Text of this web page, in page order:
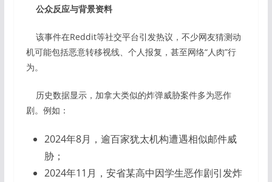
公众反应与背景资料
该事件在Reddit等社交平台引发热议，不少网友猜测动
机可能包括恶意转移视线、个人报复，甚至网络“人肉”行
为。
历史数据显示，加拿大类似的炸弹威胁案件多为恶作
剧。例如：
2024年8月，逾百家犹太机构遭遇相似邮件威
胁；
2024年11月，安省某高中因学生恶作剧引发炸